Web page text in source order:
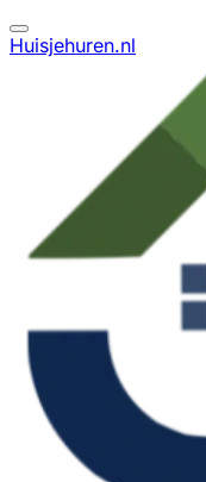
Huisjehuren.nl